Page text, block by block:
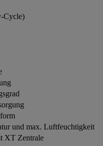
Cycle)
und max. Luftfeuchtigkeit
XT Zentrale